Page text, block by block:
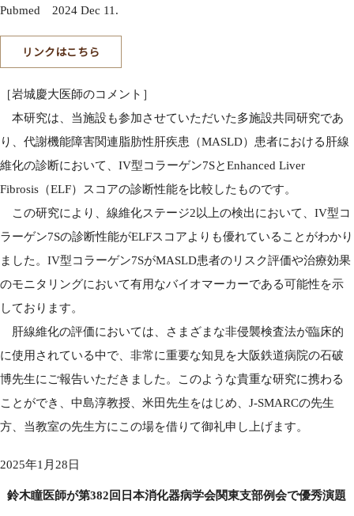
Pubmed 2024 Dec 11.
リンクはこちら
［岩城慶大医師のコメント］
本研究は、当施設も参加させていただいた多施設共同研究であ
り、代謝機能障害関連脂肪性肝疾患（MASLD）患者における肝線
維化の診断において、IV型コラーゲン7SとEnhanced Liver
Fibrosis（ELF）スコアの診断性能を比較したものです。
この研究により、線維化ステージ2以上の検出において、IV型コ
ラーゲン7Sの診断性能がELFスコアよりも優れていることがわかり
ました。IV型コラーゲン7SがMASLD患者のリスク評価や治療効果
のモニタリングにおいて有用なバイオマーカーである可能性を示
しております。
肝線維化の評価においては、さまざまな非侵襲検査法が臨床的
に使用されている中で、非常に重要な知見を大阪鉄道病院の石破
博先生にご報告いただきました。このような貴重な研究に携わる
ことができ、中島淳教授、米田先生をはじめ、J-SMARCの先生
方、当教室の先生方にこの場を借りて御礼申し上げます。
2025年1月28日
鈴木瞳医師が第382回日本消化器病学会関東支部例会で優秀演題